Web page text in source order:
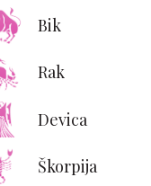
Bik
Rak
Devica
Škorpija